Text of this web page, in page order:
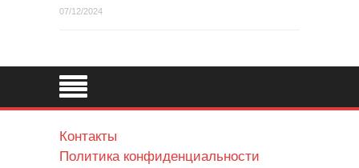
07/12/2024
Контакты
Политика конфиденциальности